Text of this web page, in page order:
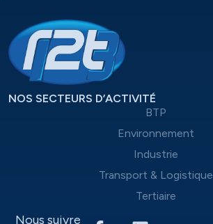
NOS SECTEURS D’ACTIVITÉ
BTP
Environnement
Industrie
Transport & Logistique
Tertiaire
Nous suivre